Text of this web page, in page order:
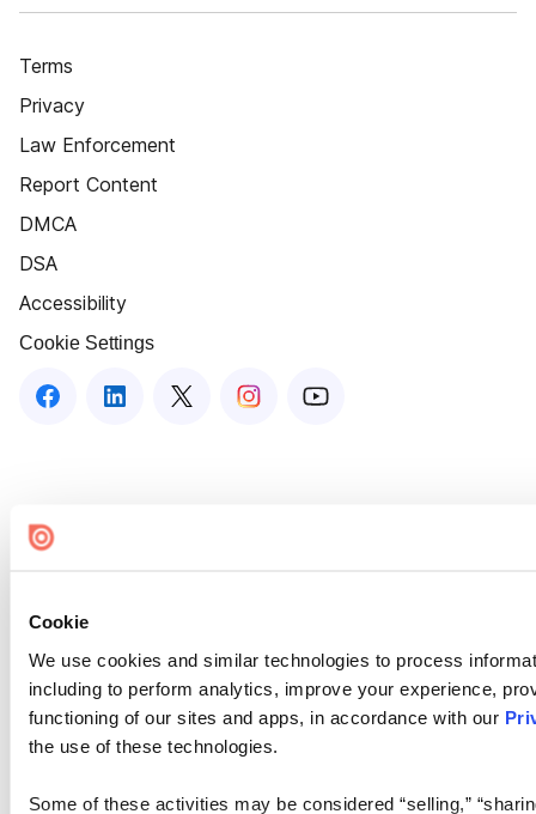
Cookie
We use cookies and similar technologies to process
including to perform analytics, improve your experience,
functioning of our sites and apps, in accordance with our
the use of these technologies.
Some of these activities may be considered “selling,”
Terms
Privacy
Law Enforcement
Report Content
DMCA
DSA
Accessibility
Cookie Settings